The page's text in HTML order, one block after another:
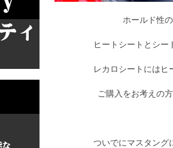
ホールド性
ヒートシートとシー
レカロシートにはヒ
ご購入をお考えの
ついでにマスタング